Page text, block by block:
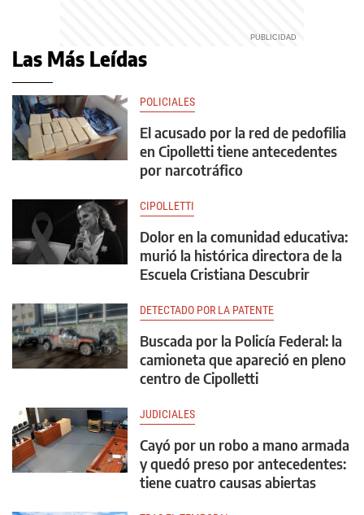
Las Más Leídas
POLICIALES
El acusado por la red de pedofilia
en Cipolletti tiene antecedentes
por narcotráfico
CIPOLLETTI
Dolor en la comunidad educativa:
murió la histórica directora de la
Escuela Cristiana Descubrir
DETECTADO POR LA PATENTE
Buscada por la Policía Federal: la
camioneta que apareció en pleno
centro de Cipolletti
JUDICIALES
Cayó por un robo a mano armada
y quedó preso por antecedentes:
tiene cuatro causas abiertas